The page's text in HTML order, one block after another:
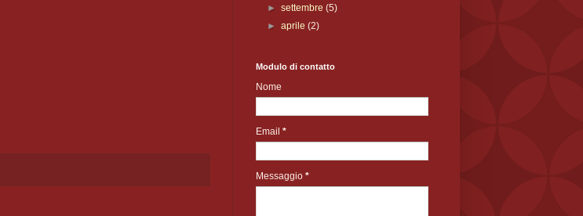
►settembre(5)
►aprile(2)
Modulo di contatto
Nome
Email *
Messaggio *